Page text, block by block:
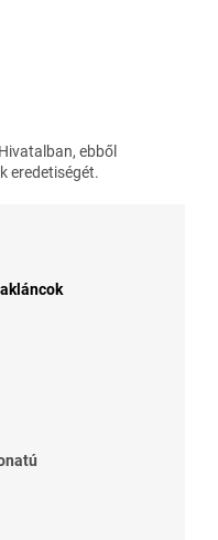
ebből
eredetiségét.